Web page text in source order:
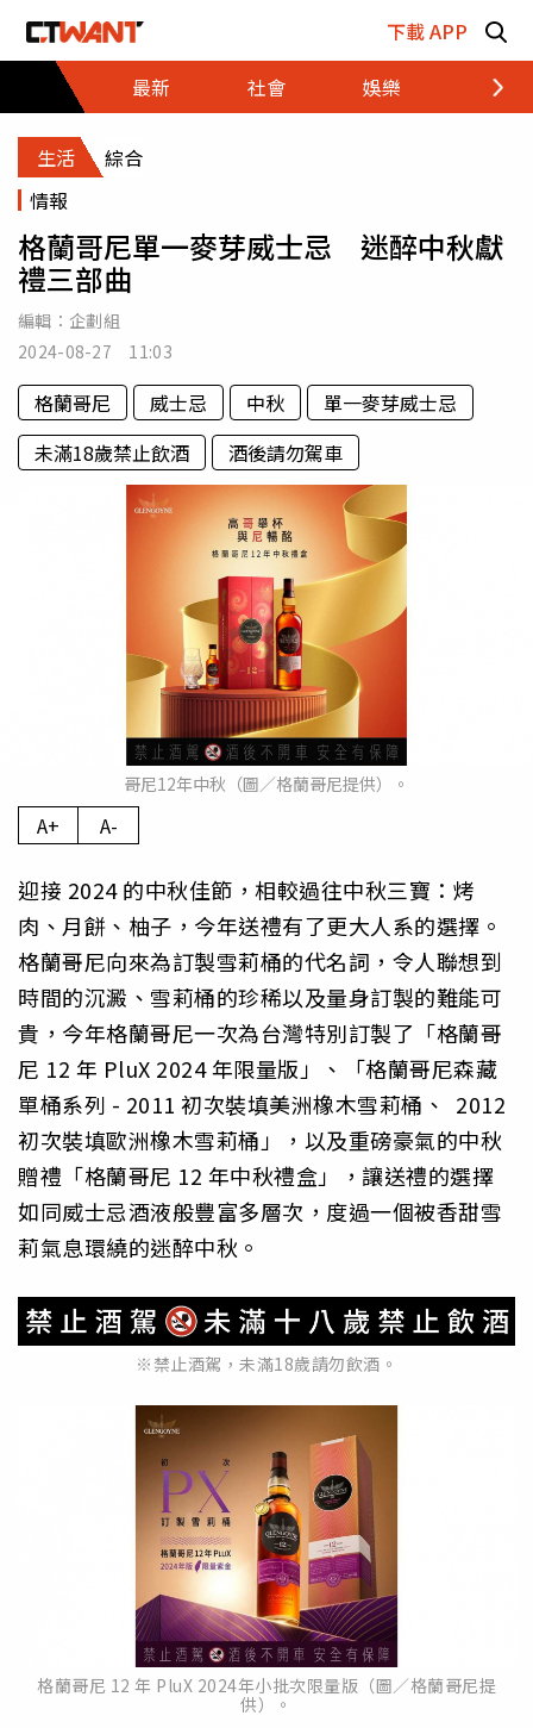
下載 APP
最新
社會 娛樂 財經
生活
綜合
情報
格蘭哥尼單一麥芽威士忌 迷醉中秋獻
禮三部曲
編輯： 企劃組
2024-08-27 11:03
格蘭哥尼 威士忌 中秋
單一麥芽威士忌
未滿18歲禁止飲酒
酒後請勿駕車
哥尼12年中秋（圖／格蘭哥尼提供）。
A+ A-
迎接 2024 的中秋佳節，相較過往中秋三寶：烤
肉、月餅、柚子，今年送禮有了更大人系的選擇。
格蘭哥尼向來為訂製雪莉桶的代名詞，令人聯想到
時間的沉澱、雪莉桶的珍稀以及量身訂製的難能可
貴，今年格蘭哥尼一次為台灣特別訂製了「格蘭哥
尼 12 年 PluX 2024 年限量版」、「格蘭哥尼森藏
單桶系列 - 2011 初次裝填美洲橡木雪莉桶、 2012
初次裝填歐洲橡木雪莉桶」，以及重磅豪氣的中秋
贈禮「格蘭哥尼 12 年中秋禮盒」，讓送禮的選擇
如同威士忌酒液般豐富多層次，度過一個被香甜雪
莉氣息環繞的迷醉中秋。
※禁止酒駕，未滿18歲請勿飲酒。
格蘭哥尼 12 年 PluX 2024年小批次限量版（圖／格蘭哥尼提
供）。